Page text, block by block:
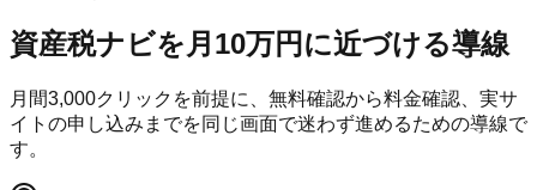
資産税ナビを月10万円に近づける導線
月間3,000クリックを前提に、無料確認から料金確認、実サ
イトの申し込みまでを同じ画面で迷わず進めるための導線で
す。